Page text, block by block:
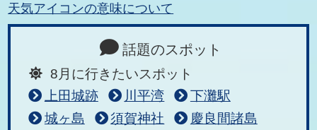
天気アイコンの意味について
話題のスポット
8月に行きたいスポット
上田城跡
川平湾
下灘駅
城ヶ島
須賀神社
慶良間諸島